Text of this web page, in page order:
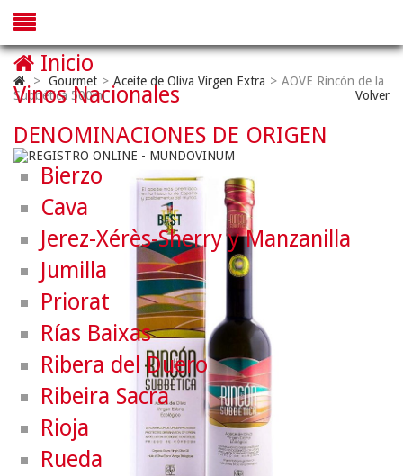
> Gourmet > Aceite de Oliva Virgen Extra > AOVE Rincón de la
Subbética 500ml
Volver
Inicio
Vinos Nacionales
DENOMINACIONES DE ORIGEN
Bierzo
Cava
Jerez-Xérès-Sherry y Manzanilla
Jumilla
Priorat
Rías Baixas
Ribera del Duero
Ribeira Sacra
Rioja
Rueda